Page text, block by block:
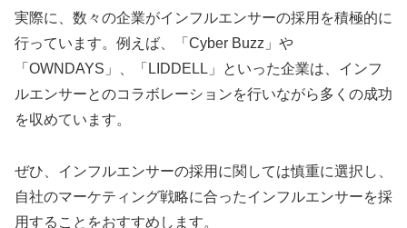
実際に、数々の企業がインフルエンサーの採用を積極的に
行っています。例えば、「Cyber Buzz」や
「OWNDAYS」、「LIDDELL」といった企業は、インフ
ルエンサーとのコラボレーションを行いながら多くの成功
を収めています。
ぜひ、インフルエンサーの採用に関しては慎重に選択し、
自社のマーケティング戦略に合ったインフルエンサーを採
用することをおすすめします。